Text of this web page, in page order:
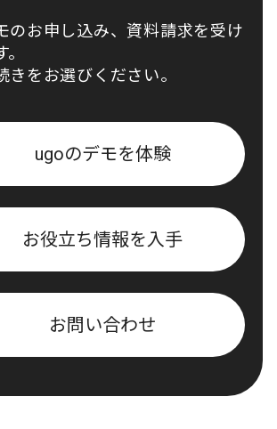
のお申し込み、資料請求を受け
きをお選びください。
ugoのデモを体験
お役立ち情報を入手
お問い合わせ